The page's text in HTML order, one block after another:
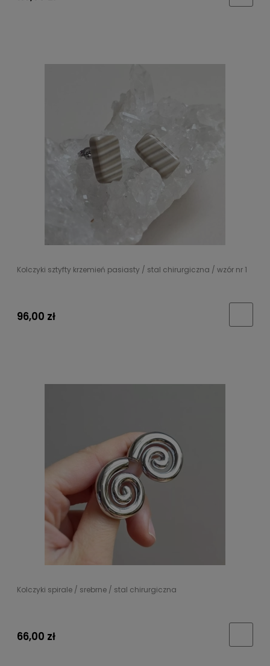
Kolczyki sztyfty krzemień pasiasty / stal chirurgiczna / wzór nr 1
96,00 zł
Kolczyki spirale / srebrne / stal chirurgiczna
66,00 zł